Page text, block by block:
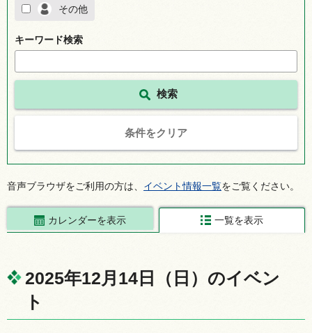
その他
キーワード検索
条件をクリア
音声ブラウザをご利用の方は、 イベント情報一覧をご覧ください。
カレンダーを表示 一覧を表示
2025年12月14日（日）のイベン
ト